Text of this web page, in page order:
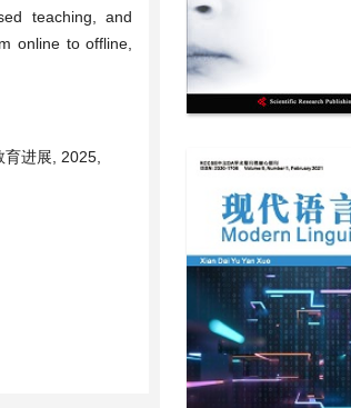
teaching, and
online to offline,
进展, 2025,